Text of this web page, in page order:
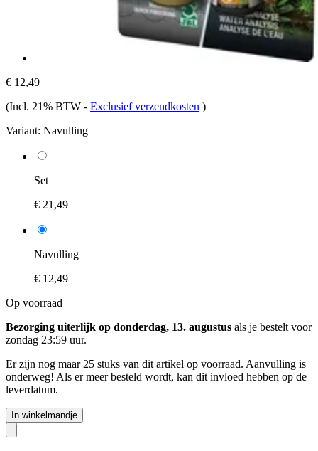
€ 12,49
(Incl. 21% BTW - Exclusief verzendkosten )
Variant: Navulling
Set
€ 21,49
Navulling
€ 12,49
Op voorraad
Bezorging uiterlijk op donderdag, 13. augustus als je bestelt voor
zondag 23:59 uur.
Er zijn nog maar 25 stuks van dit artikel op voorraad. Aanvulling is
onderweg! Als er meer besteld wordt, kan dit invloed hebben op de
leverdatum.
In winkelmandje